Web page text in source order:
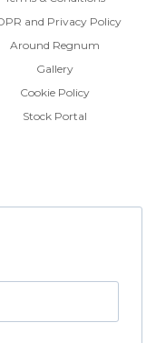
and Privacy Policy
Around Regnum
Gallery
Cookie Policy
Stock Portal